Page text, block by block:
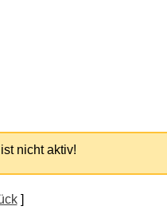
nicht aktiv!
]